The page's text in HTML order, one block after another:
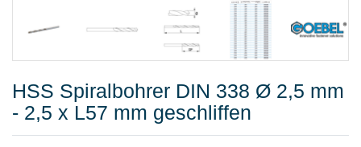
HSS Spiralbohrer DIN 338 Ø 2,5 mm
- 2,5 x L57 mm geschliffen